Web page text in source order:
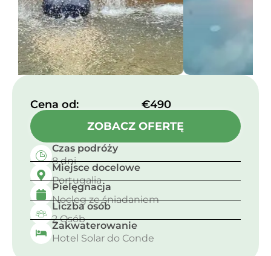
Cena od:​
€490
ZOBACZ OFERTĘ
Czas podróży
8 dni
Miejsce docelowe
Portugalia
Pielęgnacja
Nocleg ze śniadaniem
Liczba osób
2 Osób
Zakwaterowanie
Hotel Solar do Conde